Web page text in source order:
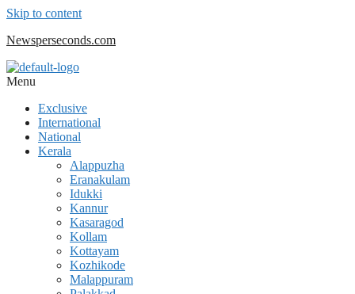
Skip to content
Newsperseconds.com
Menu
Exclusive
International
National
Kerala
Alappuzha
Eranakulam
Idukki
Kannur
Kasaragod
Kollam
Kottayam
Kozhikode
Malappuram